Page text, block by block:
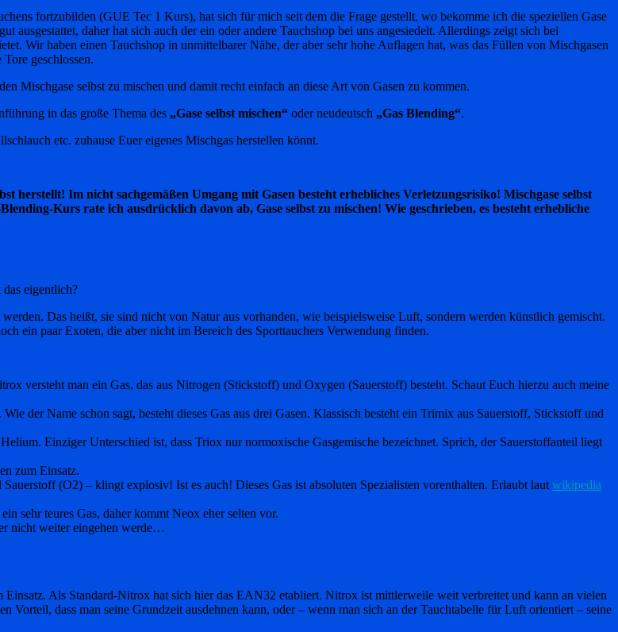
fortzubilden (GUE Tec 1 Kurs), hat sich für mich seit dem die Frage gestellt, wo bekomme ich die speziellen Gase
ausgestattet, daher hat sich auch der ein oder andere Tauchshop bei uns angesiedelt. Allerdings zeigt sich bei
Wir haben einen Tauchshop in unmittelbarer Nähe, der aber sehr hohe Auflagen hat, was das Füllen von Mischgasen
geschlossen.
Mischgase selbst zu mischen und damit recht einfach an diese Art von Gasen zu kommen.
in das große Thema des „Gase selbst mischen“ oder neudeutsch „Gas Blending“.
etc. zuhause Euer eigenes Mischgas herstellen könnt.
herstellt! Im nicht sachgemäßen Umgang mit Gasen besteht erhebliches Verletzungsrisiko! Mischgase selbst
Kurs rate ich ausdrücklich davon ab, Gase selbst zu mischen! Wie geschrieben, es besteht erhebliche
eigentlich?
Das heißt, sie sind nicht von Natur aus vorhanden, wie beispielsweise Luft, sondern werden künstlich gemischt.
ein paar Exoten, die aber nicht im Bereich des Sporttauchers Verwendung finden.
versteht man ein Gas, das aus Nitrogen (Stickstoff) und Oxygen (Sauerstoff) besteht. Schaut Euch hierzu auch meine
der Name schon sagt, besteht dieses Gas aus drei Gasen. Klassisch besteht ein Trimix aus Sauerstoff, Stickstoff und
Einziger Unterschied ist, dass Triox nur normoxische Gasgemische bezeichnet. Sprich, der Sauerstoffanteil liegt
zum Einsatz.
(O2) – klingt explosiv! Ist es auch! Dieses Gas ist absoluten Spezialisten vorenthalten. Erlaubt lautwikipedia
sehr teures Gas, daher kommt Neox eher selten vor.
nicht weiter eingehen werde…
Als Standard-Nitrox hat sich hier das EAN32 etabliert. Nitrox ist mittlerweile weit verbreitet und kann an vielen
Vorteil, dass man seine Grundzeit ausdehnen kann, oder – wenn man sich an der Tauchtabelle für Luft orientiert – seine